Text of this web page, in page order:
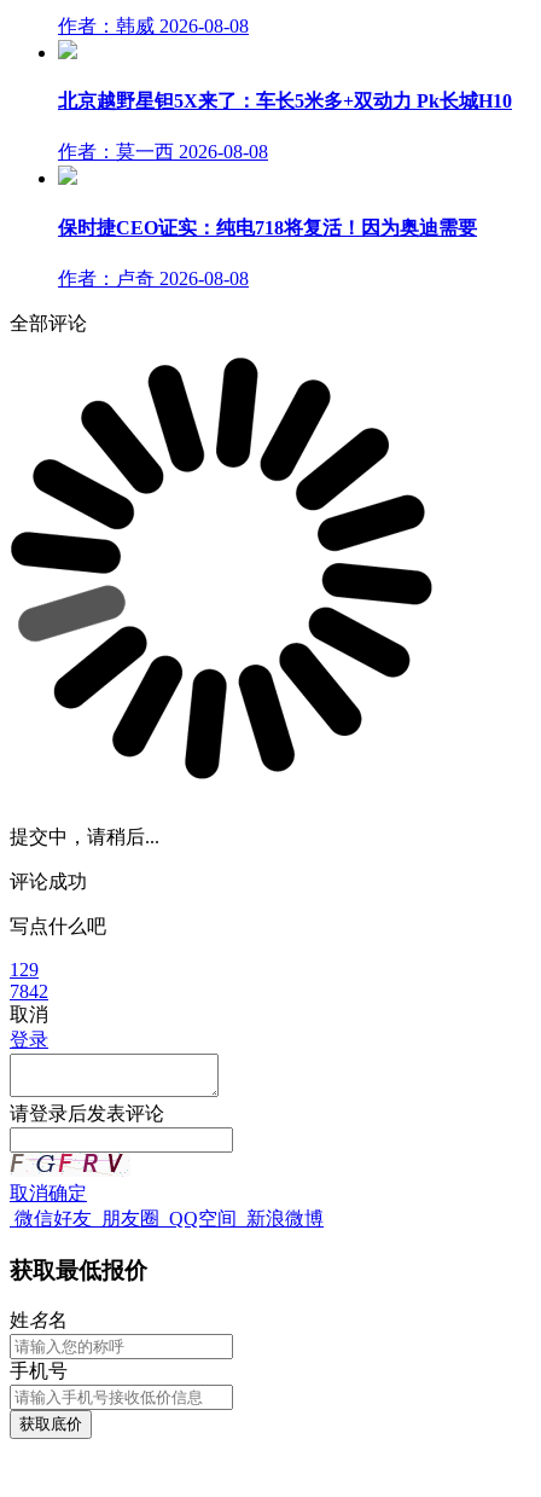
作者：韩威 2026-08-08
北京越野星钽5X来了：车长5米多+双动力 Pk长城H10
作者：莫一西 2026-08-08
保时捷CEO证实：纯电718将复活！因为奥迪需要
作者：卢奇 2026-08-08
全部评论
提交中，请稍后...
评论成功
写点什么吧
129
7842
取消
登录
请登录后发表评论
取消确定
微信好友 朋友圈 QQ空间 新浪微博
获取最低报价
姓名名
手机号
获取底价